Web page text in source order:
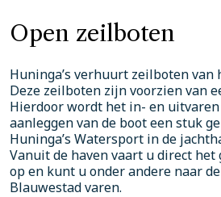
Open zeilboten
Huninga’s verhuurt zeilboten van
Deze zeilboten zijn voorzien van
Hierdoor wordt het in- en
aanleggen van de boot een stuk
Huninga’s Watersport in de
Vanuit de haven vaart u direct
op en kunt u onder andere naar
Blauwestad varen.